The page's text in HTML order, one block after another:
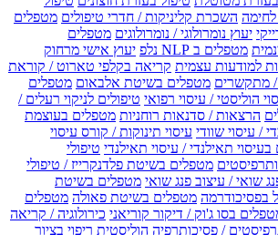
לחימה השכרת קליניקות / חדרי טיפולים מטפלים
יעוץ נומרולוגי / נומרולוגים מטפלים
מטפלים ב NLP נלפ
יעוץ אישי מרחוק
למודעות עצמית קריאה בקלפי טארוט / קוראת
מתקשרים מטפלים בשיטת אלבאום מטפלים
הוליסטי / עיסוי רפואי טיפולים לניקוי רעלים /
הרצאות / סדנאות רוחניות מטפלים בעוצמת
/ עיסוי שוודי עיסוי תינוקות / קורס עיסוי
תאילנדי / עיסוי תאילנדי טיפולי
מטפלים בשיטת פלדנקרייז / טיפולי
שואי / עיצוב פנג שואי מטפלים בשיטת
בפסיכודרמה מטפלים בשיטת פאולה מטפלים
בסו ג'וק / דיקור קוריאני כירולוגיה / קריאה
/ פסיכותרפיה הוליסטית ריפוי בציור